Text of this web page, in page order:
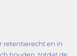
retentierecht en in